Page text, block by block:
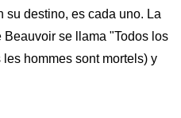
su destino, es cada uno. La
se llama "Todos los
hommes sont mortels) y